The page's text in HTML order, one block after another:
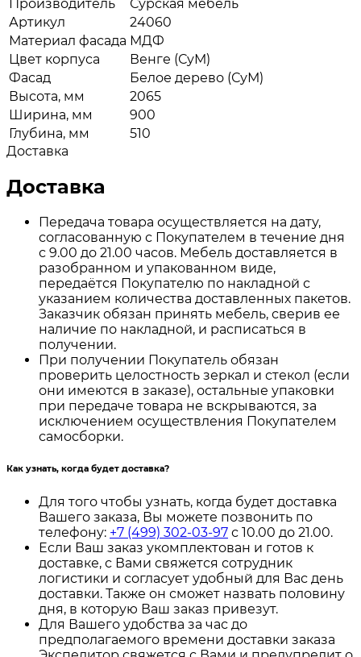
Производитель
Сурская мебель
Артикул
24060
Материал фасада МДФ
Цвет корпуса
Венге (СуМ)
Фасад
Белое дерево (СуМ)
Высота, мм
2065
Ширина, мм
900
Глубина, мм
510
Доставка
Доставка
Передача товара осуществляется на дату,
согласованную с Покупателем в течение дня
с 9.00 до 21.00 часов. Мебель доставляется в
разобранном и упакованном виде,
передаётся Покупателю по накладной с
указанием количества доставленных пакетов.
Заказчик обязан принять мебель, сверив ее
наличие по накладной, и расписаться в
получении.
При получении Покупатель обязан
проверить целостность зеркал и стекол (если
они имеются в заказе), остальные упаковки
при передаче товара не вскрываются, за
исключением осуществления Покупателем
самосборки.
Как узнать, когда будет доставка?
Для того чтобы узнать, когда будет доставка
Вашего заказа, Вы можете позвонить по
телефону: +7 (499) 302-03-97 с 10.00 до 21.00.
Если Ваш заказ укомплектован и готов к
доставке, с Вами свяжется сотрудник
логистики и согласует удобный для Вас день
доставки. Также он сможет назвать половину
дня, в которую Ваш заказ привезут.
Для Вашего удобства за час до
предполагаемого времени доставки заказа